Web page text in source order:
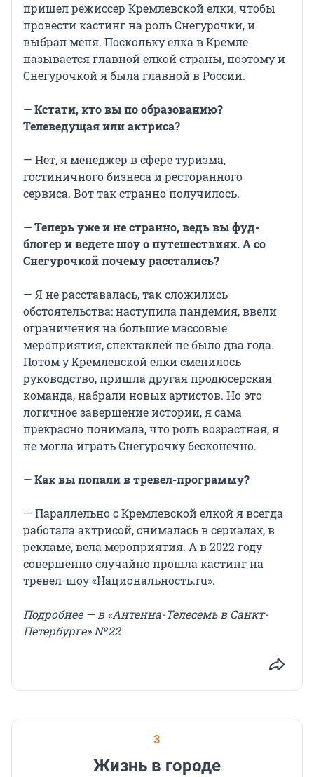
пришел режиссер Кремлевской елки, чтобы
провести кастинг на роль Снегурочки, и
выбрал меня. Поскольку елка в Кремле
называется главной елкой страны, поэтому и
Снегурочкой я была главной в России.
— Кстати, кто вы по образованию?
Телеведущая или актриса?
— Нет, я менеджер в сфере туризма,
гостиничного бизнеса и ресторанного
сервиса. Вот так странно получилось.
— Теперь уже и не странно, ведь вы фуд-
блогер и ведете шоу о путешествиях. А со
Снегурочкой почему расстались?
— Я не расставалась, так сложились
обстоятельства: наступила пандемия, ввели
ограничения на большие массовые
мероприятия, спектаклей не было два года.
Потом у Кремлевской елки сменилось
руководство, пришла другая продюсерская
команда, набрали новых артистов. Но это
логичное завершение истории, я сама
прекрасно понимала, что роль возрастная, я
не могла играть Снегурочку бесконечно.
— Как вы попали в тревел-программу?
— Параллельно с Кремлевской елкой я всегда
работала актрисой, снималась в сериалах, в
рекламе, вела мероприятия. А в 2022 году
совершенно случайно прошла кастинг на
тревел-шоу «Национальность.ru».
Подробнее — в «Антенна-Телесемь в Санкт-
Петербурге» № 22
3
Жизнь в городе